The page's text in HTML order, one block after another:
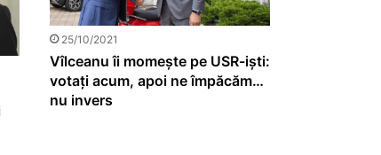
25/10/2021
Vîlceanu îi momește pe USR-iști:
votați acum, apoi ne împăcăm…
nu invers